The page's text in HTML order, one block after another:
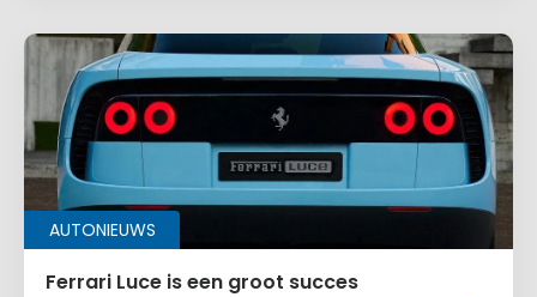
AUTONIEUWS
Ferrari Luce is een groot succes